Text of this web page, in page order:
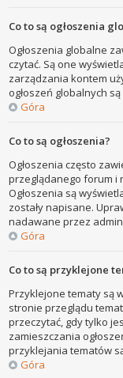
Co to są ogłoszenia
Ogłoszenia globalne
czytać. Są one
zarządzania kontem
ogłoszeń globalnych
Góra
Co to są ogłoszenia?
Ogłoszenia często
przeglądanego forum i
Ogłoszenia są
zostały napisane.
nadawane przez
Góra
Co to są przyklejone
Przyklejone tematy są
stronie przeglądu
przeczytać, gdy tylko
zamieszczania
przyklejania tematów
Góra